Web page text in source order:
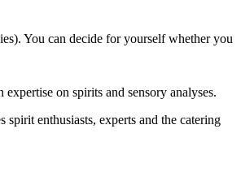
on spirits and sensory analyses.
enthusiasts, experts and the catering
You can decide for yourself whether you